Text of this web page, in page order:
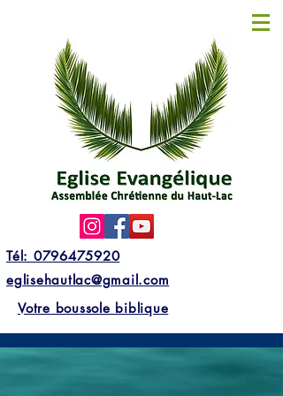
Tél: 0796475920
eglisehautlac@gmail.com
Votre boussole biblique